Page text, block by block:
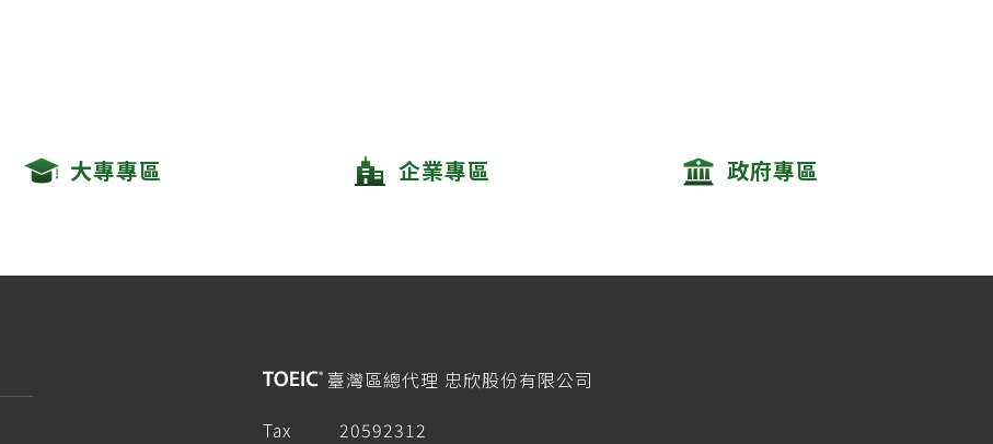
大專專區 企業專區 政府專區
臺灣區總代理 忠欣股份有限公司
Tax
20592312